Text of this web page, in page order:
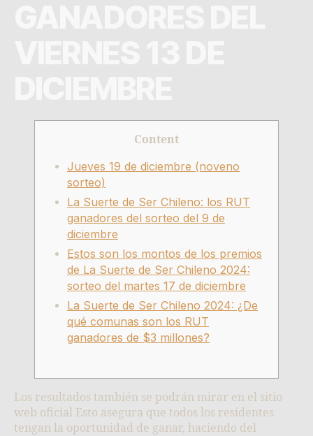
Content
Jueves 19 de diciembre (noveno
sorteo)
La Suerte de Ser Chileno: los RUT
ganadores del sorteo del 9 de
diciembre
Estos son los montos de los premios
de La Suerte de Ser Chileno 2024:
sorteo del martes 17 de diciembre
La Suerte de Ser Chileno 2024: ¿De
qué comunas son los RUT
ganadores de $3 millones?
Los resultados también se podrán mirar en el sitio
web oficial Esto asegura que todos los residentes
tengan la oportunidad de ganar, haciendo del